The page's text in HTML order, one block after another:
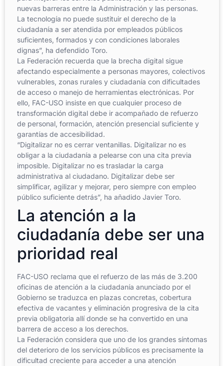
nuevas barreras entre la Administración y las personas.
La tecnología no puede sustituir el derecho de la
ciudadanía a ser atendida por empleados públicos
suficientes, formados y con condiciones laborales
dignas”, ha defendido Toro.
La Federación recuerda que la brecha digital sigue
afectando especialmente a personas mayores, colectivos
vulnerables, zonas rurales y ciudadanía con dificultades
de acceso o manejo de herramientas electrónicas. Por
ello, FAC-USO insiste en que cualquier proceso de
transformación digital debe ir acompañado de refuerzo
de personal, formación, atención presencial suficiente y
garantías de accesibilidad.
“Digitalizar no es cerrar ventanillas. Digitalizar no es
obligar a la ciudadanía a pelearse con una cita previa
imposible. Digitalizar no es trasladar la carga
administrativa al ciudadano. Digitalizar debe ser
simplificar, agilizar y mejorar, pero siempre con empleo
público suficiente detrás”, ha añadido Javier Toro.
La atención a la
ciudadanía debe ser una
prioridad real
FAC-USO reclama que el refuerzo de las más de 3.200
oficinas de atención a la ciudadanía anunciado por el
Gobierno se traduzca en plazas concretas, cobertura
efectiva de vacantes y eliminación progresiva de la cita
previa obligatoria allí donde se ha convertido en una
barrera de acceso a los derechos.
La Federación considera que uno de los grandes síntomas
del deterioro de los servicios públicos es precisamente la
dificultad creciente para acceder a una atención